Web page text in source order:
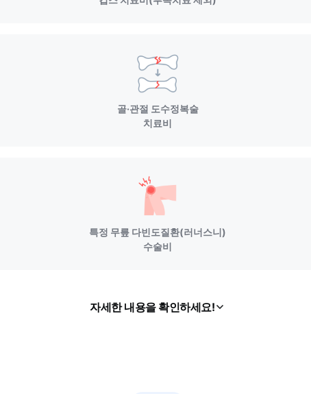
골·관절 도수정복술
치료비
특정 무릎 다빈도질환(러너스니)
수술비
자세한 내용을 확인하세요!